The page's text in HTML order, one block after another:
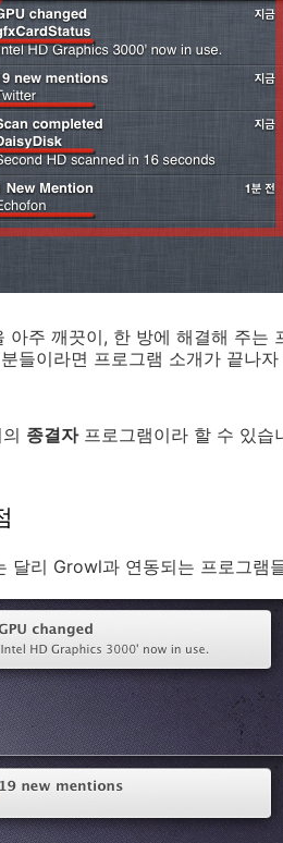
주 깨끗이, 한 방에 해결해 주는
들이라면 프로그램 소개가 끝나
종결자프로그램이라 할 수 있습
달리 Growl과 연동되는 프로그램